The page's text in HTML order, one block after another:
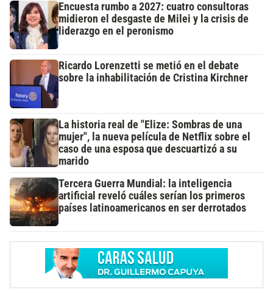
Encuesta rumbo a 2027: cuatro consultoras
midieron el desgaste de Milei y la crisis de
liderazgo en el peronismo
Ricardo Lorenzetti se metió en el debate
sobre la inhabilitación de Cristina Kirchner
La historia real de "Elize: Sombras de una
mujer", la nueva película de Netflix sobre el
caso de una esposa que descuartizó a su
marido
Tercera Guerra Mundial: la inteligencia
artificial reveló cuáles serían los primeros
países latinoamericanos en ser derrotados